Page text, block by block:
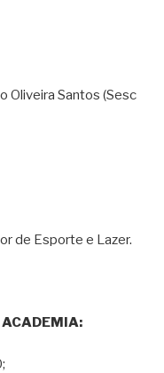
Oliveira Santos (Sesc
de Esporte e Lazer.